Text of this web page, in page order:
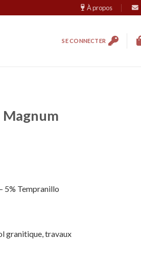
À propos
SE CONNECTER
Magnum
5% Tempranillo
granitique, travaux